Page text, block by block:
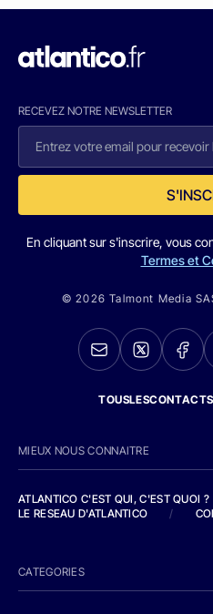
RECEVEZ NOTRE NEWSLETTER
En cliquant sur s'inscrire, vous
Termes et
© 2026 Talmont Media
MIEUX NOUS CONNAITRE
ATLANTICO C'EST QUI, C'EST QUOI ?
LE RESEAU D'ATLANTICO
/
CATEGORIES